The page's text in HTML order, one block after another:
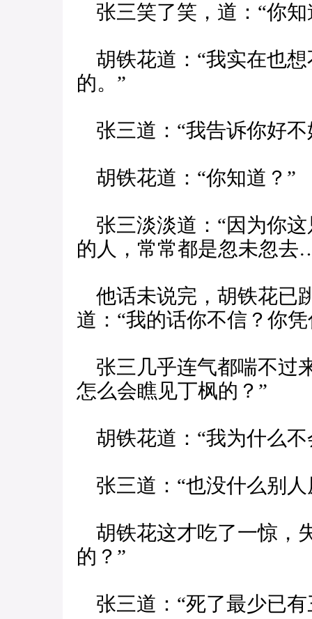
张三笑了笑，道：“你知
胡铁花道：“我实在也
的。”
张三道：“我告诉你好不
胡铁花道：“你知道？”
张三淡淡道：“因为你
的人，常常都是忽未忽
他话未说完，胡铁花已
道：“我的话你不信？你
张三几乎连气都喘不过
怎么会瞧见丁枫的？”
胡铁花道：“我为什么不
张三道：“也没什么别人
胡铁花这才吃了一惊，
的？”
张三道：“死了最少已有